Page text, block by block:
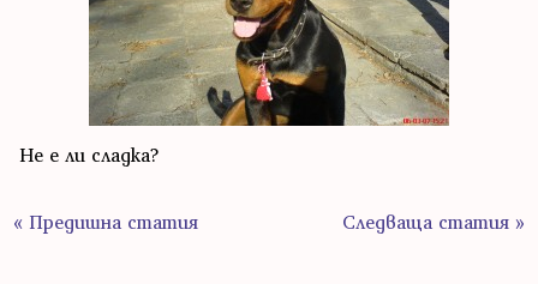
Не е ли сладка?
« Предишна статия Следваща статия »